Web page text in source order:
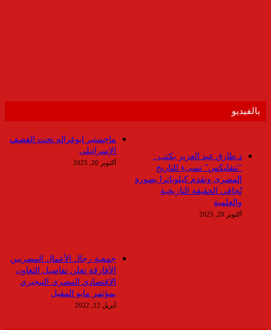
بالفيديو
ماجستير ابوغزاله تحت القصف
الإسرائيلى
أكتوبر 20, 2025
د.طارق عبد العزيز يكتب :
“نتفليكس” تسىء للتاريخ
المصرى وتقدم كيلوباترا بصورة
تُجافي الحقيقة التاريخية
والعلمية
أكتوبر 20, 2025
جمعية رجال الأعمال المصريين
الأفارقة تعلن تفاصيل التعاون
الاقتصادي المصري النيجيري
بمؤتمر مايو المقبل
أبريل 12, 2022